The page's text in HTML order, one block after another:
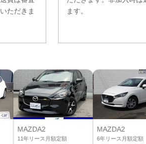
ただきま
ます。
MAZDA2
11年リース月額定額
MAZDA2
6年リース月額定額